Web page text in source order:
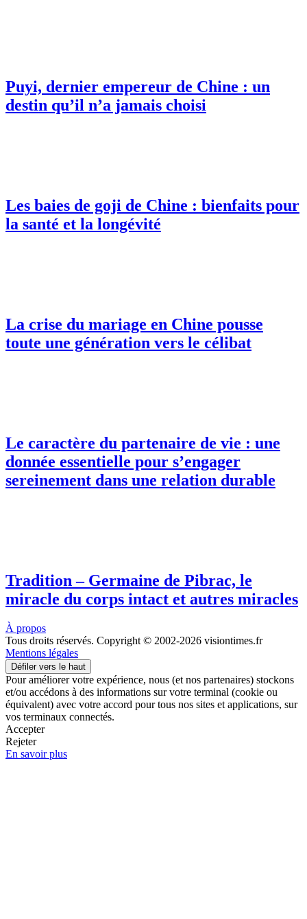
Puyi, dernier empereur de Chine : un
destin qu’il n’a jamais choisi
Les baies de goji de Chine : bienfaits pour
la santé et la longévité
La crise du mariage en Chine pousse
toute une génération vers le célibat
Le caractère du partenaire de vie : une
donnée essentielle pour s’engager
sereinement dans une relation durable
Tradition – Germaine de Pibrac, le
miracle du corps intact et autres miracles
À propos
Tous droits réservés. Copyright © 2002-2026 visiontimes.fr
Mentions légales
Défiler vers le haut
Pour améliorer votre expérience, nous (et nos partenaires) stockons
et/ou accédons à des informations sur votre terminal (cookie ou
équivalent) avec votre accord pour tous nos sites et applications, sur
vos terminaux connectés.
Accepter
Rejeter
En savoir plus